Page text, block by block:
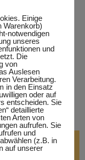
Teilnahme ist nur
Einige
Warenkorb)
notwendigen
unseres
und
Die
von
Auslesen
Verarbeitung.
in den Einsatz
oder auf
entscheiden. Sie
detaillierte
Arten von
aufrufen. Sie
und
(z.B. in
auf unserer